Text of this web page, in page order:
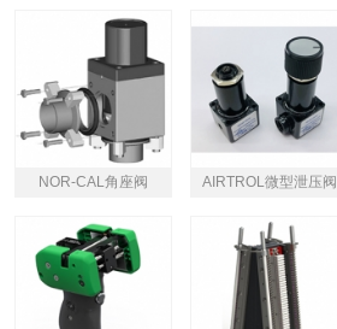
NOR-CAL角座阀 AIRTROL微型泄压阀